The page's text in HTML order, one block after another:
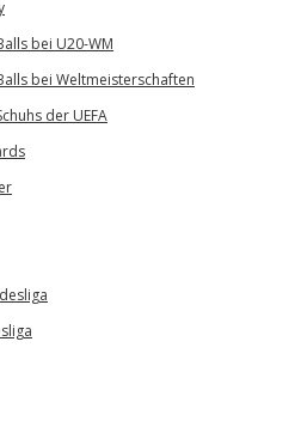
bei U20-WM
bei Weltmeisterschaften
der UEFA